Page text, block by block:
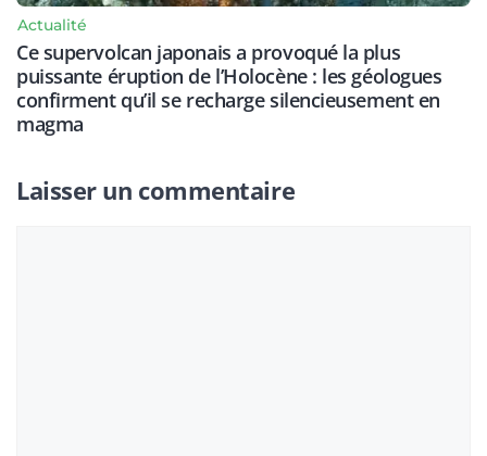
Actualité
Ce supervolcan japonais a provoqué la plus
puissante éruption de l’Holocène : les géologues
confirment qu’il se recharge silencieusement en
magma
Laisser un commentaire